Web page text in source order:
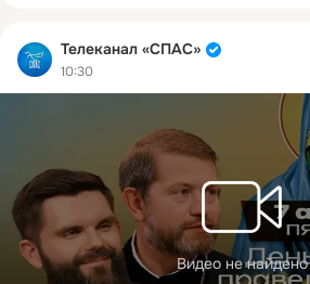
Телеканал «СПАС»
10:30
Видео не найдено